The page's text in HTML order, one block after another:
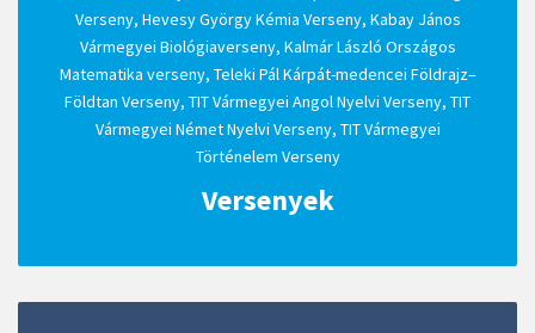
Verseny, Hevesy György Kémia Verseny, Kabay János
Vármegyei Biológiaverseny, Kalmár László Országos
Matematika verseny, Teleki Pál Kárpát-medencei Földrajz–
Földtan Verseny, TIT Vármegyei Angol Nyelvi Verseny, TIT
Vármegyei Német Nyelvi Verseny, TIT Vármegyei
Történelem Verseny
Versenyek